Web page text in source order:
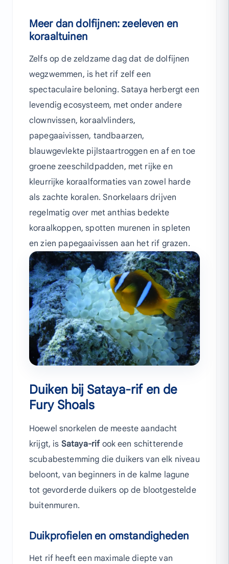
Meer dan dolfijnen: zeeleven en
koraaltuinen
Zelfs op de zeldzame dag dat de dolfijnen
wegzwemmen, is het rif zelf een
spectaculaire beloning. Sataya herbergt een
levendig ecosysteem, met onder andere
clownvissen, koraalvlinders,
papegaaivissen, tandbaarzen,
blauwgevlekte pijlstaartroggen en af en toe
groene zeeschildpadden, met rijke en
kleurrijke koraalformaties van zowel harde
als zachte koralen. Snorkelaars drijven
regelmatig over met anthias bedekte
koraalkoppen, spotten murenen in spleten
en zien papegaaivissen aan het rif grazen.
Duiken bij Sataya-rif en de
Fury Shoals
Hoewel snorkelen de meeste aandacht
krijgt, is Sataya-rifook een schitterende
scubabestemming die duikers van elk niveau
beloont, van beginners in de kalme lagune
tot gevorderde duikers op de blootgestelde
buitenmuren.
Duikprofielen en omstandigheden
Het rif heeft een maximale diepte van